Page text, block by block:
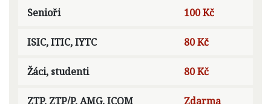
Senioři 100 Kč
ISIC, ITIC, IYTC 80 Kč
Žáci, studenti 80 Kč
ZTP, ZTP/P, AMG, ICOM Zdarma